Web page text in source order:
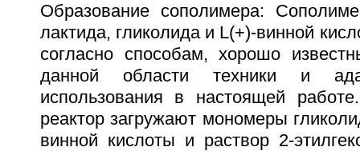
Образование сополимера:
лактида, гликолида и L(+)-винной
согласно способам, хорошо
данной области техники и
использования в настоящей
реактор загружают мономеры
винной кислоты и раствор 2-